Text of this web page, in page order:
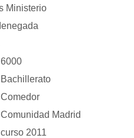
Ministerio
Madrid
2011